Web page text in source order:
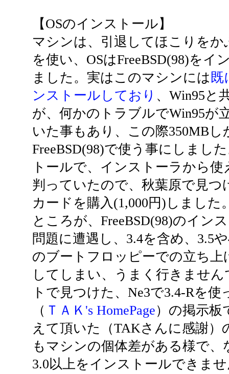
【OSのインストール】
マシンは、引退してほこりをか
を使い、OSはFreeBSD(98)をイ
ました。実はこのマシンには 既
ンストールしており 、Win95と
が、何かのトラブルでWin95が
いた事もあり、この際350MB
FreeBSD(98)で使う事にしまし
トールで、インストーラから
判っていたので、秋葉原で見
カードを購入(1,000円)しました
ところが、FreeBSD(98)のイン
問題に遭遇し、3.4を含め、3.5
のブートフロッピーでの立ち上
してしまい、うまく行きませ
トで見つけた、Ne3で3.4-Rを
（ ＴＡＫ's HomePage）の掲示板
えて頂いた（TAKさんに感謝）
もマシンの個体差がある様で
3.0以上をインストールできま